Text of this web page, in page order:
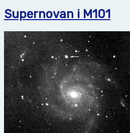
Supernovan i M101